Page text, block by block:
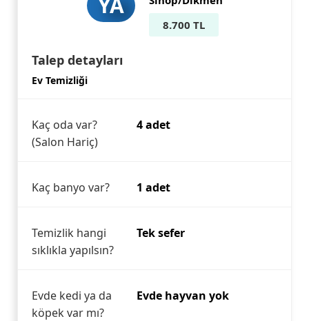
8.700 TL
Talep detayları
Ev Temizliği
Kaç oda var?
(Salon Hariç)
4 adet
Kaç banyo var? 1 adet
Temizlik hangi
sıklıkla yapılsın?
Tek sefer
Evde kedi ya da
köpek var mı?
Evde hayvan yok